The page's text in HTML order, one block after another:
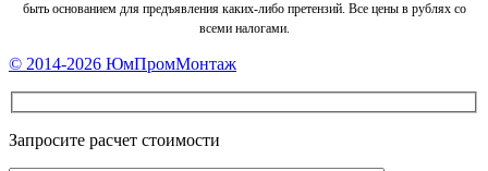
быть основанием для предъявления каких-либо претензий. Все цены в рублях со
всеми налогами.
Footer
Content
© 2014-2026 ЮмПромМонтаж
Запросите расчет стоимости